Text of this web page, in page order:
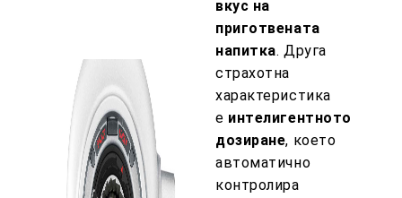
вкус на
приготвената
напитка. Друга
страхотна
характеристика
е интелигентното
дозиране, което
автоматично
контролира